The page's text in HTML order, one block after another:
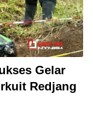
Gelar
Redjang